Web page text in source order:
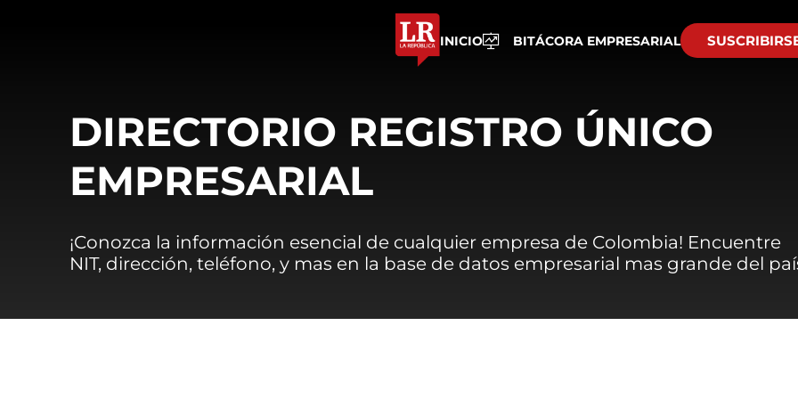
INICIO BITÁCORA EMPRESARIAL
DIRECTORIO REGISTRO ÚNICO
EMPRESARIAL
¡Conozca la información esencial de cualquier empresa de Colombia! Encuentre
NIT, dirección, teléfono, y mas en la base de datos empresarial mas grande del